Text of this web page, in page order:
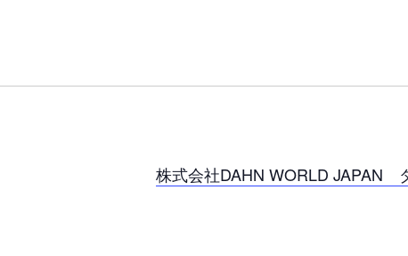
株式会社DAHN WORLD JAPAN